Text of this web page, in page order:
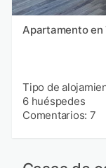
Apartamento
Tipo de
6 huéspedes
Comentarios: 7